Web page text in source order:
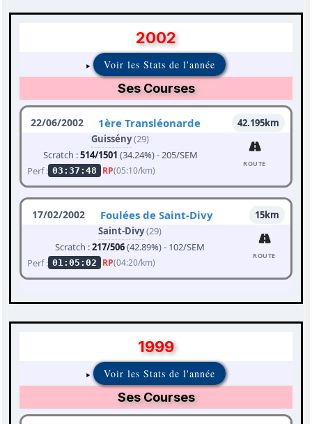
2002
Voir les Stats de l'année
Ses Courses
22/06/2002 1ère Transléonarde
42.195km
Guissény(29)
Scratch :514/1501 (34.24%) - 205/SEM
Perf : 03:37:48 RP(05:10/km)
ROUTE
17/02/2002 Foulées de Saint-Divy
15km
Saint-Divy(29)
Scratch :217/506(42.89%) - 102/SEM
Perf : 01:05:02 RP(04:20/km)
ROUTE
1999
Voir les Stats de l'année
Ses Courses